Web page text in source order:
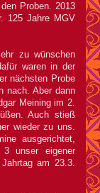
Proben. 2013
125 Jahre MGV
zu wünschen
waren in der
nächsten Probe
nach. Aber dann
Meining im 2.
Auch stieß
wieder zu uns.
ausgerichtet,
unser eigener
am 23.3.